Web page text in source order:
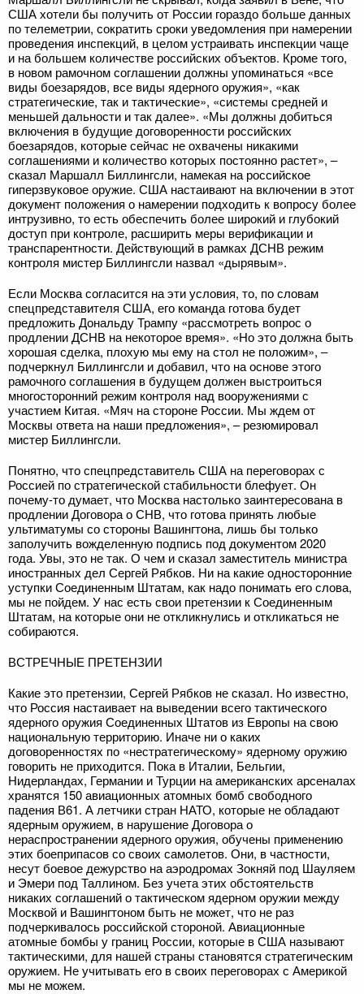
США хотели бы получить от России гораздо больше данных
по телеметрии, сократить сроки уведомления при намерении
проведения инспекций, в целом устраивать инспекции чаще
и на большем количестве российских объектов. Кроме того,
в новом рамочном соглашении должны упоминаться «все
виды боезарядов, все виды ядерного оружия», «как
стратегические, так и тактические», «системы средней и
меньшей дальности и так далее». «Мы должны добиться
включения в будущие договоренности российских
боезарядов, которые сейчас не охвачены никакими
соглашениями и количество которых постоянно растет», –
сказал Маршалл Биллингсли, намекая на российское
гиперзвуковое оружие. США настаивают на включении в этот
документ положения о намерении подходить к вопросу более
интрузивно, то есть обеспечить более широкий и глубокий
доступ при контроле, расширить меры верификации и
транспарентности. Действующий в рамках ДСНВ режим
контроля мистер Биллингсли назвал «дырявым».
Если Москва согласится на эти условия, то, по словам
спецпредставителя США, его команда готова будет
предложить Дональду Трампу «рассмотреть вопрос о
продлении ДСНВ на некоторое время». «Но это должна быть
хорошая сделка, плохую мы ему на стол не положим», –
подчеркнул Биллингсли и добавил, что на основе этого
рамочного соглашения в будущем должен выстроиться
многосторонний режим контроля над вооружениями с
участием Китая. «Мяч на стороне России. Мы ждем от
Москвы ответа на наши предложения», – резюмировал
мистер Биллингсли.
Понятно, что спецпредставитель США на переговорах с
Россией по стратегической стабильности блефует. Он
почему-то думает, что Москва настолько заинтересована в
продлении Договора о СНВ, что готова принять любые
ультиматумы со стороны Вашингтона, лишь бы только
заполучить вожделенную подпись под документом 2020
года. Увы, это не так. О чем и сказал заместитель министра
иностранных дел Сергей Рябков. Ни на какие односторонние
уступки Соединенным Штатам, как надо понимать его слова,
мы не пойдем. У нас есть свои претензии к Соединенным
Штатам, на которые они не откликнулись и откликаться не
собираются.
ВСТРЕЧНЫЕ ПРЕТЕНЗИИ
Какие это претензии, Сергей Рябков не сказал. Но известно,
что Россия настаивает на выведении всего тактического
ядерного оружия Соединенных Штатов из Европы на свою
национальную территорию. Иначе ни о каких
договоренностях по «нестратегическому» ядерному оружию
говорить не приходится. Пока в Италии, Бельгии,
Нидерландах, Германии и Турции на американских арсеналах
хранятся 150 авиационных атомных бомб свободного
падения В61. А летчики стран НАТО, которые не обладают
ядерным оружием, в нарушение Договора о
нераспространении ядерного оружия, обучены применению
этих боеприпасов со своих самолетов. Они, в частности,
несут боевое дежурство на аэродромах Зокняй под Шауляем
и Эмери под Таллином. Без учета этих обстоятельств
никаких соглашений о тактическом ядерном оружии между
Москвой и Вашингтоном быть не может, что не раз
подчеркивалось российской стороной. Авиационные
атомные бомбы у границ России, которые в США называют
тактическими, для нашей страны становятся стратегическим
оружием. Не учитывать его в своих переговорах с Америкой
мы не можем.